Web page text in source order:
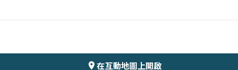
在互動地圖上開啟